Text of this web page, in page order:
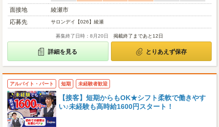
面接地
綾瀬市
応募先
サロンデイ【026】綾瀬
募集終了日時：8月20日 掲載終了まであと12日
詳細を見る とりあえず保存
アルバイト・パート 短期 未経験者歓迎
【接客】短期からもOK★シフト柔軟で働きやす
い♪未経験も高時給1600円スタート！